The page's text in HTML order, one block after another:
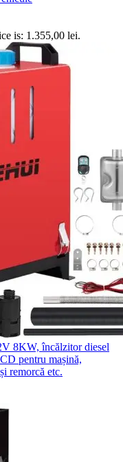
is: 1.355,00 lei.
8KW, încălzitor diesel
pentru mașină,
remorcă etc.